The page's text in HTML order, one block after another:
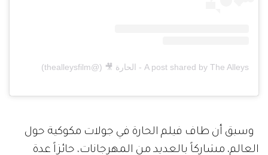
A post shared by The Alleys - الحارة 🎥 (@thealleysfilm)
وسبق أن طاف فيلم الحارة في جولات مكوكية حول
العالم، مشاركاً بالعديد من المهرجانات، حائزاً عدة